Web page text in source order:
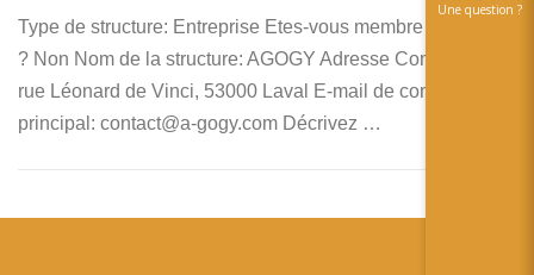
Type de structure: Entreprise Etes-vous membre de RA’pro
? Non Nom de la structure: AGOGY Adresse Complète: 6
rue Léonard de Vinci, 53000 Laval E-mail de contact
principal: contact@a-gogy.com Décrivez …
Une question ?